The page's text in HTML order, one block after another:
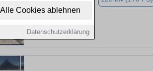
Alle Cookies ablehnen
Datenschutzerklärung